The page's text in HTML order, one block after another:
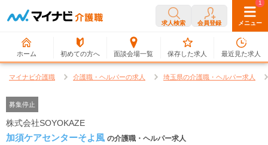
求人検索 会員登録 メニュー
ホーム 初めての方へ 面談会場一覧
0
保存した求人
1
最近見た求人
マイナビ介護職 介護職・ヘルパーの求人 埼玉県の介護職・ヘルパー求人
募集停止
株式会社SOYOKAZE
加須ケアセンターそよ風 の介護職・ヘルパー求人